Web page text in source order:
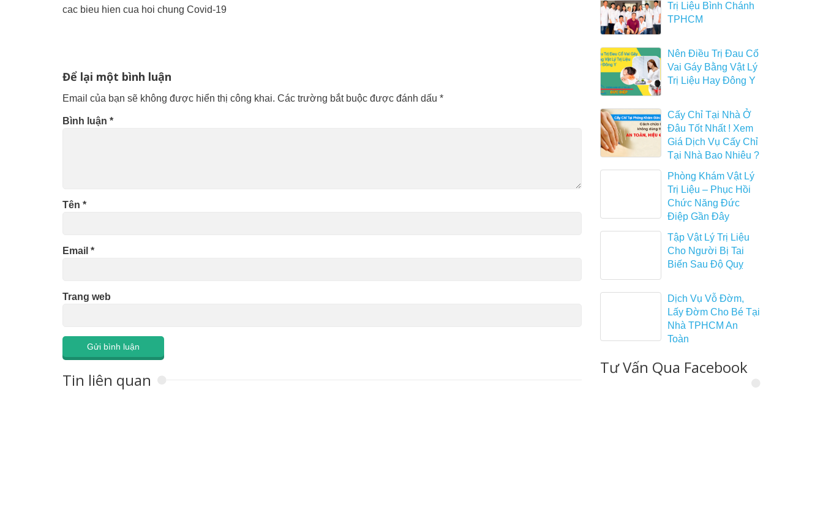
cac bieu hien cua hoi chung Covid-19
Để lại một bình luận
Email của bạn sẽ không được hiển thị công khai. Các trường bắt buộc được đánh dấu *
Bình luận *
Tên *
Email *
Trang web
Tin liên quan
Trị Liệu Bình Chánh
TPHCM
Nên Điều Trị Đau Cổ
Vai Gáy Bằng Vật Lý
Trị Liệu Hay Đông Y
Cấy Chỉ Tại Nhà Ở
Đâu Tốt Nhất ! Xem
Giá Dịch Vụ Cấy Chỉ
Tại Nhà Bao Nhiêu ?
Phòng Khám Vật Lý
Trị Liệu – Phục Hồi
Chức Năng Đức
Điệp Gần Đây
Tập Vật Lý Trị Liệu
Cho Người Bị Tai
Biến Sau Độ Quỵ
Dịch Vụ Vỗ Đờm,
Lấy Đờm Cho Bé Tại
Nhà TPHCM An
Toàn
Tư Vấn Qua Facebook